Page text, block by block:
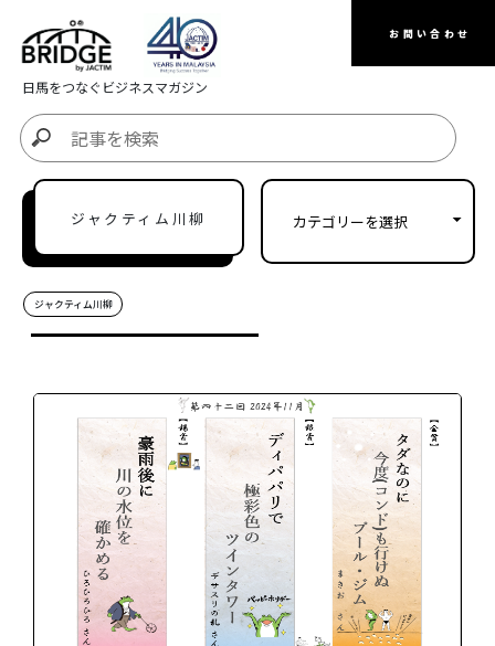
お問い合わせ
日馬をつなぐビジネスマガジン
ジャクティム川柳
ジャクティム川柳